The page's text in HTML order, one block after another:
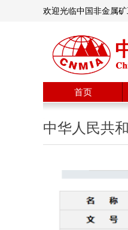
欢迎光临中国非金属
首页
中华人民共